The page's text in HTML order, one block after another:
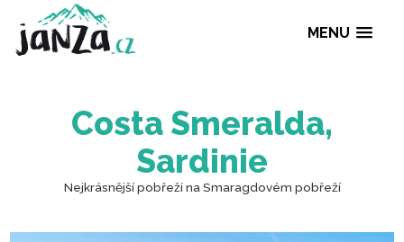
MENU
Costa Smeralda,
Sardinie